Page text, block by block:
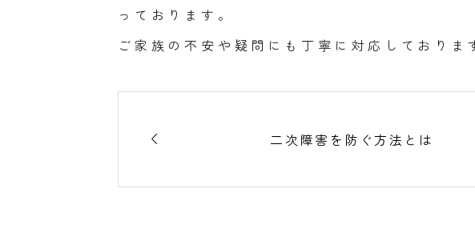
っております。
ご家族の不安や疑問にも丁寧に対応しており
 二次障害を防ぐ方法とは